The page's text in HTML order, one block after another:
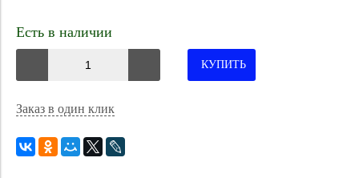
Есть в наличии
КУПИТЬ
Заказ в один клик